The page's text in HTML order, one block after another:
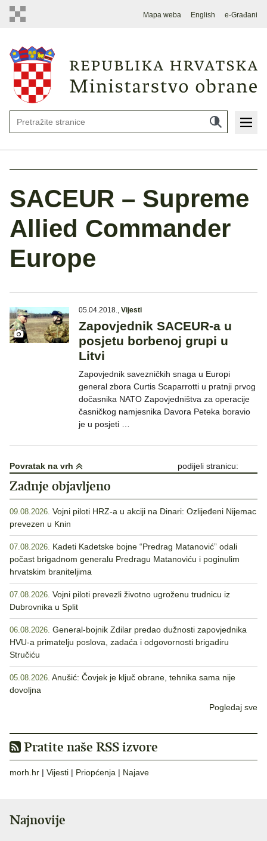
Mapa weba English e-Građani
SACEUR – Supreme
Allied Commander
Europe
05.04.2018., Vijesti
Zapovjednik SACEUR-a u
posjetu borbenoj grupi u
Litvi
Zapovjednik savezničkih snaga u Europi
general zbora Curtis Scaparrotti u pratnji prvog
dočasnika NATO Zapovjedništva za operacije
časničkog namjesnika Davora Peteka boravio
je u posjeti …
Povratak na vrh podijeli stranicu:
Zadnje objavljeno
09.08.2026. Vojni piloti HRZ-a u akciji na Dinari: Ozlijeđeni Nijemac
prevezen u Knin
07.08.2026. Kadeti Kadetske bojne “Predrag Matanović” odali
počast brigadnom generalu Predragu Matanoviću i poginulim
hrvatskim braniteljima
07.08.2026. Vojni piloti prevezli životno ugroženu trudnicu iz
Dubrovnika u Split
06.08.2026. General-bojnik Zdilar predao dužnosti zapovjednika
HVU-a primatelju poslova, zadaća i odgovornosti brigadiru
Stručiću
05.08.2026. Anušić: Čovjek je ključ obrane, tehnika sama nije
dovoljna
Pogledaj sve
Pratite naše RSS izvore
morh.hr | Vijesti | Priopćenja | Najave
Najnovije